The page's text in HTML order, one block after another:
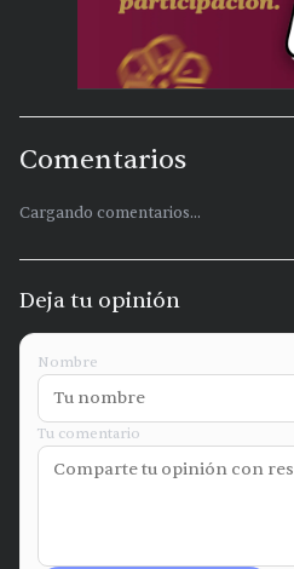
Comentarios
Cargando comentarios...
Deja tu opinión
Nombre
Tu comentario